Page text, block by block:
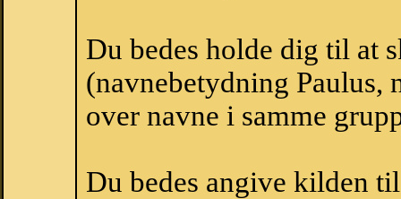
Du bedes holde dig til at
(navnebetydning Paulus,
over navne i samme
Du bedes angive kilden